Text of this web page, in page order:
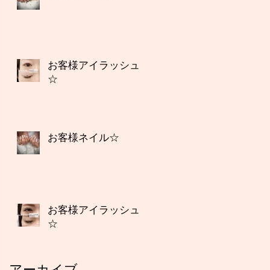
お客様アイラッシュ
☆
お客様ネイル☆
お客様アイラッシュ
☆